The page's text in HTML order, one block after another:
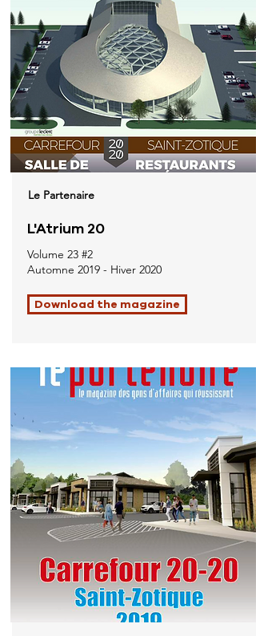
Le Partenaire
L'Atrium 20
Volume 23 #2
Automne 2019 - Hiver 2020
Download the magazine